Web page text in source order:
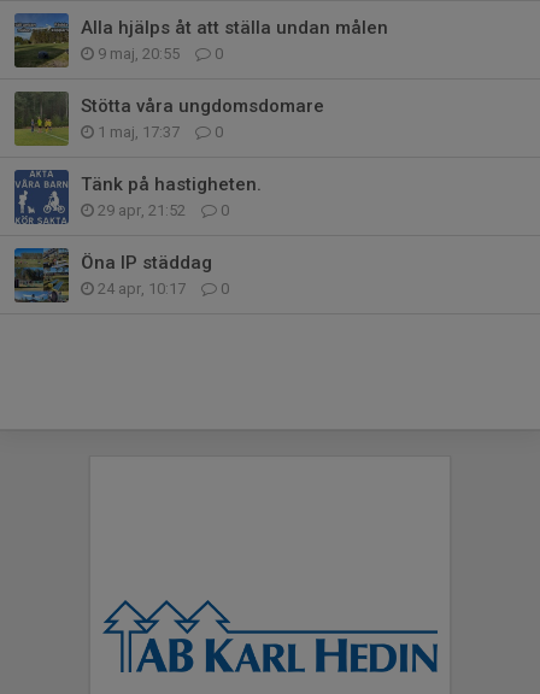
Alla hjälps åt att ställa undan målen
9 maj, 20:55 0
Stötta våra ungdomsdomare
1 maj, 17:37 0
Tänk på hastigheten.
29 apr, 21:52 0
Öna IP städdag
24 apr, 10:17 0